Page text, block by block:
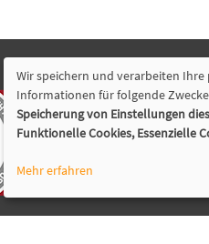
Wir speichern und verarbeiten
Informationen für folgende
Speicherung von Einstellungen
Funktionelle Cookies, Essenzielle
Mehr erfahren